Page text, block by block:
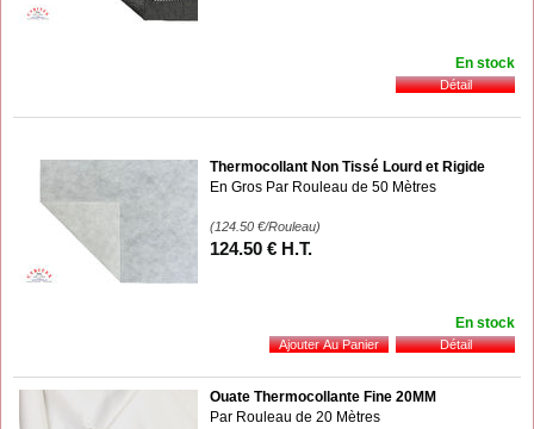
En stock
Thermocollant Non Tissé Lourd et Rigide
En Gros Par Rouleau de 50 Mètres
(124.50 €/Rouleau)
124.50 € H.T.
En stock
Ouate Thermocollante Fine 20MM
Par Rouleau de 20 Mètres